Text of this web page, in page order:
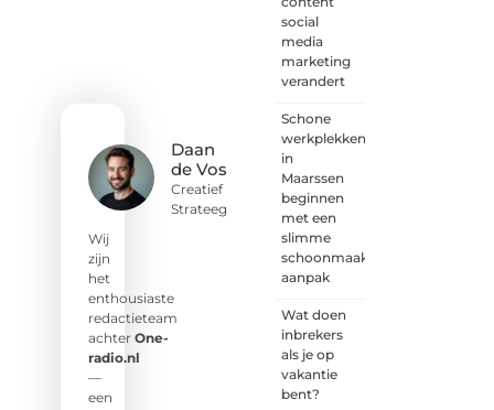
Daan
de Vos
Creatief
Strateeg
Wij
zijn
het
enthousiaste
redactieteam
achter One-
radio.nl
—
een
social
media
marketing
verandert
Schone
werkplekken
in
Maarssen
beginnen
met een
slimme
schoonmaak
aanpak
Wat doen
inbrekers
als je op
vakantie
bent?